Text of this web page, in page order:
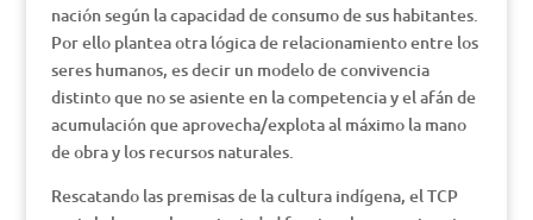
nación según la capacidad de consumo de sus habitantes.
Por ello plantea otra lógica de relacionamiento entre los
seres humanos, es decir un modelo de convivencia
distinto que no se asiente en la competencia y el afán de
acumulación que aprovecha/explota al máximo la mano
de obra y los recursos naturales.
Rescatando las premisas de la cultura indígena, el TCP